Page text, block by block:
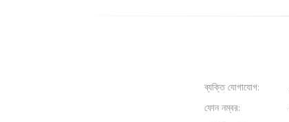
ব্যক্তি যোগাযোগ:
ফোন নম্বর: